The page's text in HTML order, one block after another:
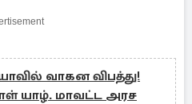
வாகன விபத்து!
யாழ். மாவட்ட அரச